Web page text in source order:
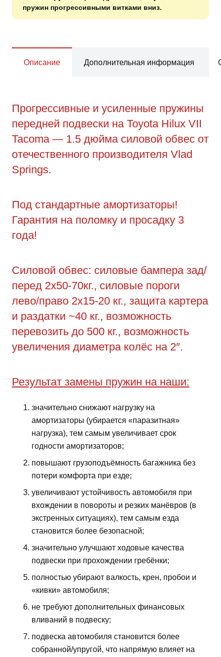
пружин прогрессивными витками вниз.
Описание Дополнительная информация
Прогрессивные и усиленные пружины
передней подвески на Toyota Hilux VII
Tacoma — 1.5 дюйма силовой обвес от
отечественного производителя Vlad
Springs.
Под стандартные амортизаторы!
Гарантия на поломку и просадку 3
года!
Силовой обвес: силовые бампера зад/
перед 2х50-70кг., силовые пороги
лево/право 2х15-20 кг., защита картера
и раздатки ~40 кг., возможность
перевозить до 500 кг., возможность
увеличения диаметра колёс на 2″.
Результат замены пружин на наши:
значительно снижают нагрузку на
амортизаторы (убирается «паразитная»
нагрузка), тем самым увеличивает срок
годности амортизаторов;
повышают грузоподъёмность багажника без
потери комфорта при езде;
увеличивают устойчивость автомобиля при
вхождении в повороты и резких манёвров (в
экстренных ситуациях), тем самым езда
становится более безопасной;
значительно улучшают ходовые качества
подвески при прохождении гребёнки;
полностью убирают валкость, крен, пробои и
«кивки» автомобиля;
не требуют дополнительных финансовых
вливаний в подвеску;
подвеска автомобиля становится более
собранной/упругой, что напрямую влияет на